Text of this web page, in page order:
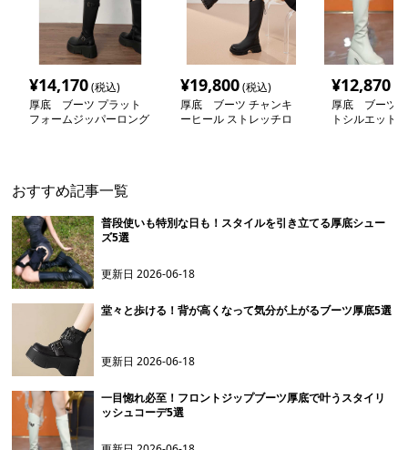
¥14,170(税込)
厚底 ブーツ プラット
フォームジッパーロング
¥19,800(税込)
厚底 ブーツ チャンキ
ーヒール ストレッチロ
¥12,870
厚底 ブーツ
トシルエット
おすすめ記事一覧
普段使いも特別な日も！スタイルを引き立てる厚底シュー
ズ5選
更新日2026-06-18
堂々と歩ける！背が高くなって気分が上がるブーツ厚底5選
更新日2026-06-18
一目惚れ必至！フロントジップブーツ厚底で叶うスタイリ
ッシュコーデ5選